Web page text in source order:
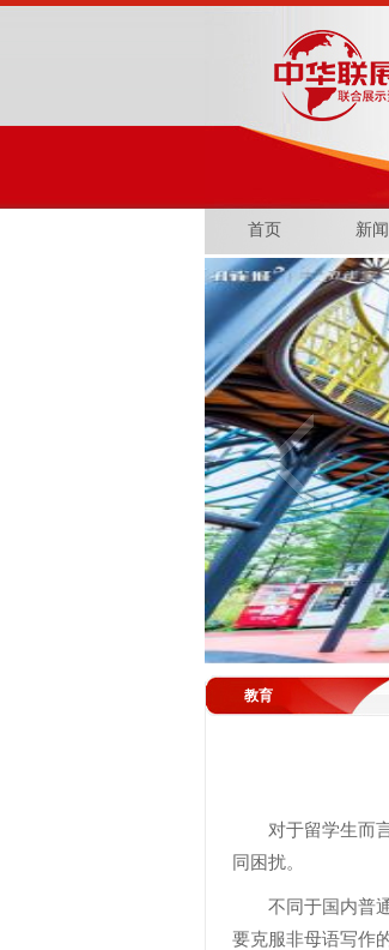
首页 新闻
教育
对于留学生而
同困扰。
不同于国内普
要克服非母语写作